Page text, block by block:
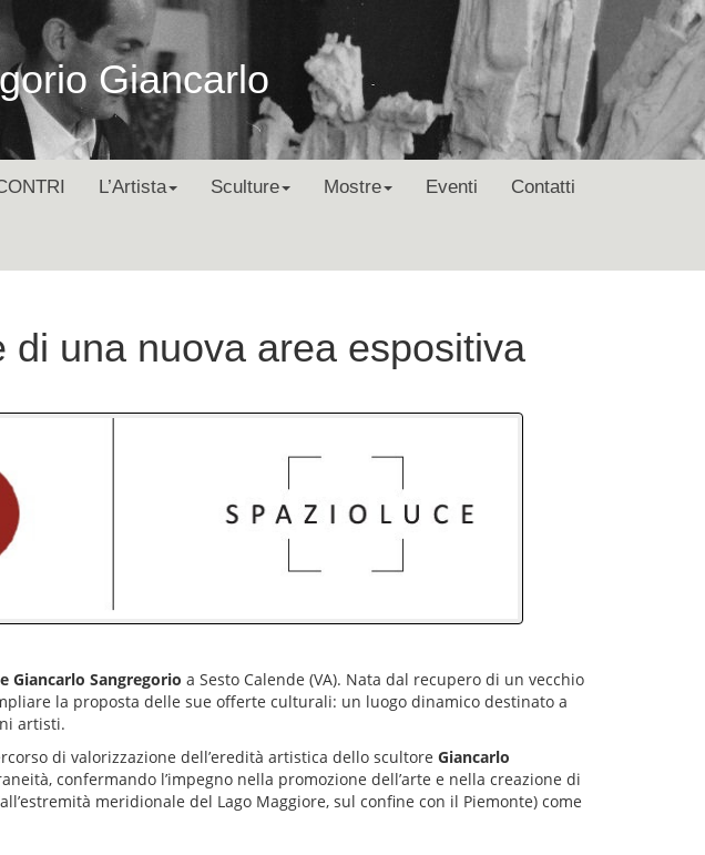
Giancarlo
L’Artista Sculture Mostre Eventi Contatti
una nuova area espositiva
Giancarlo Sangregorio a Sesto Calende (VA). Nata dal recupero di un vecchio
la proposta delle sue offerte culturali: un luogo dinamico destinato a
artisti.
di valorizzazione dell’eredità artistica dello scultore Giancarlo
confermando l’impegno nella promozione dell’arte e nella creazione di
meridionale del Lago Maggiore, sul confine con il Piemonte) come